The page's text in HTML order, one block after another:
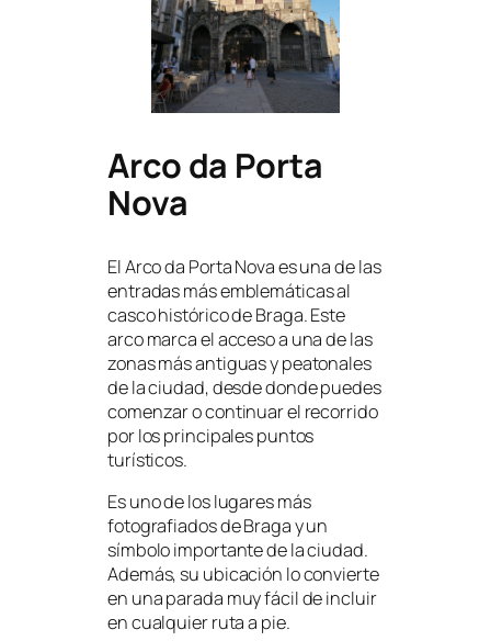
Arco da Porta
Nova
El Arco da Porta Nova es una de las
entradas más emblemáticas al
casco histórico de Braga. Este
arco marca el acceso a una de las
zonas más antiguas y peatonales
de la ciudad, desde donde puedes
comenzar o continuar el recorrido
por los principales puntos
turísticos.
Es uno de los lugares más
fotografiados de Braga y un
símbolo importante de la ciudad.
Además, su ubicación lo convierte
en una parada muy fácil de incluir
en cualquier ruta a pie.